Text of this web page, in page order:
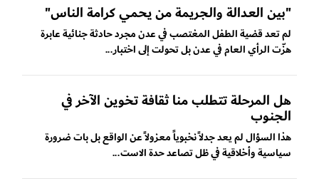
"بين العدالة والجريمة من يحمي كرامة الناس"
لم تعد قضية الطفل المغتصب في عدن مجرد حادثة جنائية عابرة
هزّت الرأي العام في عدن بل تحولت إلى اختبار...
هل المرحلة تتطلب منا ثقافة تخوين الآخر في
الجنوب
هذا السؤال لم يعد جدلاً نخبوياً معزولاً عن الواقع بل بات ضرورة
سياسية وأخلاقية في ظل تصاعد حدة الاست...